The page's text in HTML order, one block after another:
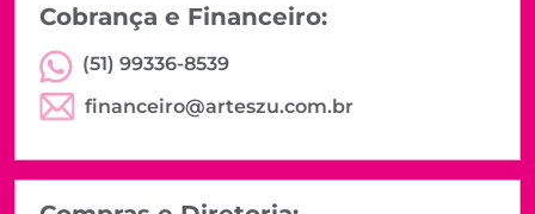
Cobrança e Financeiro:
(51) 99336-8539
financeiro@arteszu.com.br